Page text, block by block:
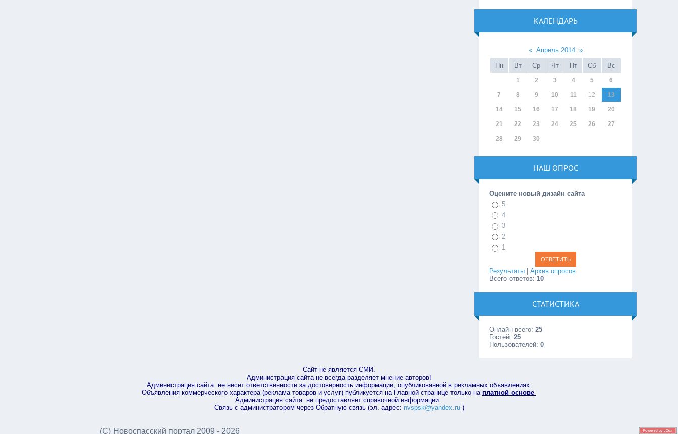
КАЛЕНДАРЬ
« Апрель 2014 »
Пн
Вт Ср Чт Пт Сб Вс
1 2 3 4 5 6
7 8 9 10 11 12 13
14 15 16 17 18 19 20
21 22 23 24 25 26 27
28 29 30
НАШ ОПРОС
Оцените новый дизайн сайта
5
4
3
2
1
Результаты |Архив опросов
Всего ответов: 10
СТАТИСТИКА
Онлайн всего:25
Гостей:25
Пользователей:0
Сайт не является СМИ.
Администрация сайта не всегда разделяет мнение авторов!
Администрация сайта не несет ответственности за достоверность информации, опубликованной в рекламных объявлениях.
Объявления коммерческого характера (реклама товаров и услуг) публикуется на Главной странице только на платной основе
Администрация сайта не предоставляет справочной информации.
Связь с администратором через Обратную связь (эл. адрес: nvspsk@yandex.ru)
(С) Новоспасский портал 2009 - 2026